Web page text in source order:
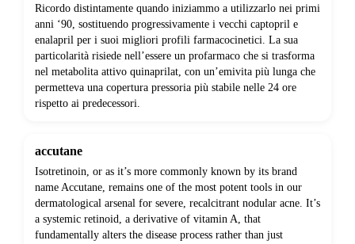
Ricordo distintamente quando iniziammo a utilizzarlo nei primi
anni ‘90, sostituendo progressivamente i vecchi captopril e
enalapril per i suoi migliori profili farmacocinetici. La sua
particolarità risiede nell’essere un profarmaco che si trasforma
nel metabolita attivo quinaprilat, con un’emivita più lunga che
permetteva una copertura pressoria più stabile nelle 24 ore
rispetto ai predecessori.
accutane
Isotretinoin, or as it’s more commonly known by its brand
name Accutane, remains one of the most potent tools in our
dermatological arsenal for severe, recalcitrant nodular acne. It’s
a systemic retinoid, a derivative of vitamin A, that
fundamentally alters the disease process rather than just